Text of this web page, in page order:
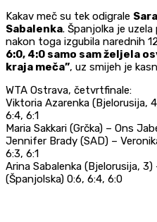
Kakav meč su tek odigrale
Sabalenka. Španjolka je
nakon toga izgubila narednih
6:0, 4:0 samo sam željela
kraja meča”, uz smijeh je
WTA Ostrava, četvrtfinale:
Viktoria Azarenka (Bjelorusija,
6:4, 6:1
Maria Sakkari (Grčka) – Ons
Jennifer Brady (SAD) –
6:3, 6:1
Arina Sabalenka (Bjelorusija,
(Španjolska) 0:6, 6:4, 6:0